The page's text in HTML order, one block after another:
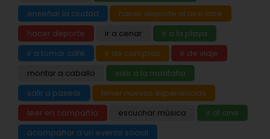
enseñar la ciudad
hacer deporte al aire libre
hacer deporte
ir a cenar
ir a la playa
ir a tomar café
ir de compras
ir de viaje
montar a caballo
salir a la montaña
salir a pasear
tener nuevas experiencias
leer en compañía
escuchar música
ir al cine
acompañar a un evento social